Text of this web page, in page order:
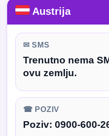
Austrija
✉ SMS
Trenutno nema
ovu zemlju.
☎ POZIV
Poziv: 0900-600-